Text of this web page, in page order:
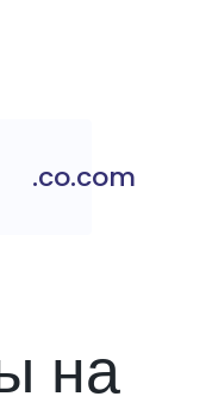
.co.com
на